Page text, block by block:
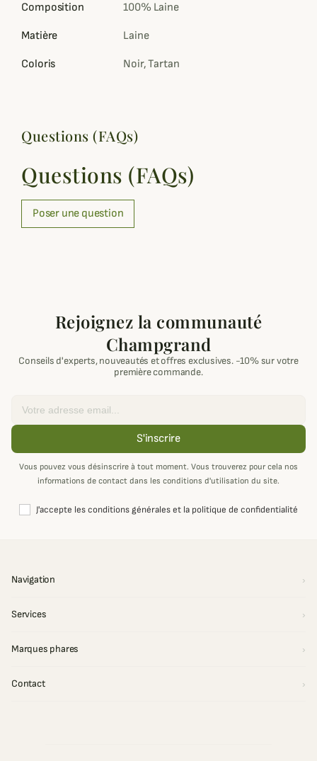
Composition 100% Laine
Matière Laine
Coloris Noir, Tartan
Questions (FAQs)
Questions (FAQs)
Poser une question
Rejoignez la communauté
Champgrand
Conseils d'experts, nouveautés et offres exclusives. -10% sur votre
première commande.
S'inscrire
Vous pouvez vous désinscrire à tout moment. Vous trouverez pour cela nos
informations de contact dans les conditions d'utilisation du site.
J'accepte les conditions générales et la politique de confidentialité
Navigation
Services
Marques phares
Contact